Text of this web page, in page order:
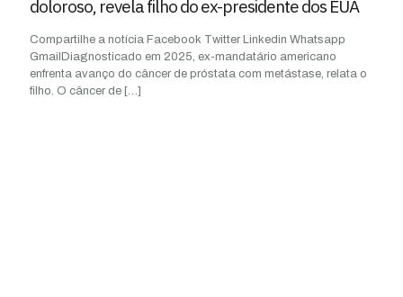
doloroso, revela filho do ex-presidente dos EUA
Compartilhe a notícia Facebook Twitter Linkedin Whatsapp
GmailDiagnosticado em 2025, ex-mandatário americano
enfrenta avanço do câncer de próstata com metástase, relata o
filho. O câncer de […]